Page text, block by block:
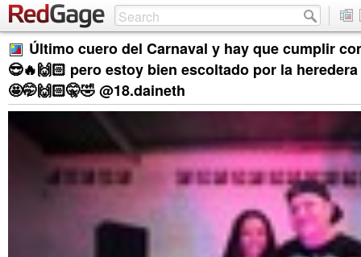
Último cuero del Carnaval y hay que cumplir
😎🔥🙌🏻 pero estoy bien escoltado por la
🤩🤭🙌🏻🤫🤣 @18.daineth